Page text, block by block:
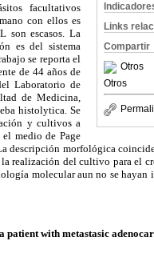
Links
Compartir
Otros
Otros
facultativos
con ellos es
son escasos. La
es del sistema
se reporta el
de 44 años de
Laboratorio de
de Medicina,
histolytica. Se
y cultivos a
el medio de Page
descripción morfológica
la realización del cultivo para el
molecular aun no se hayan
patient with metastasic